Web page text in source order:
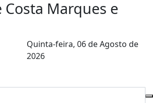
Costa Marques e
Quinta-feira, 06 de Agosto de
2026